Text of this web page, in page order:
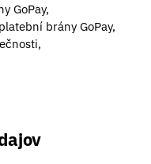
GoPay,
brány GoPay,